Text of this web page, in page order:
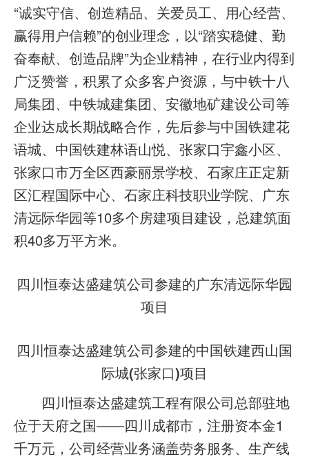
“诚实守信、创造精品、关爱员工、用心经营、
赢得用户信赖”的创业理念，以“踏实稳健、勤
奋奉献、创造品牌”为企业精神，在行业内得到
广泛赞誉，积累了众多客户资源，与中铁十八
局集团、中铁城建集团、安徽地矿建设公司等
企业达成长期战略合作，先后参与中国铁建花
语城、中国铁建林语山悦、张家口宇鑫小区、
张家口市万全区西豪丽景学校、石家庄正定新
区汇程国际中心、石家庄科技职业学院、广东
清远际华园等10多个房建项目建设，总建筑面
积40多万平方米。
四川恒泰达盛建筑公司参建的广东清远际华园
项目
四川恒泰达盛建筑公司参建的中国铁建西山国
际城(张家口)项目
四川恒泰达盛建筑工程有限公司总部驻地
位于天府之国——四川成都市，注册资本金1
千万元，公司经营业务涵盖劳务服务、生产线